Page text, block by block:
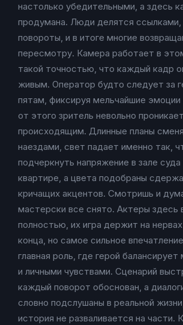
настолько убедительными, а здесь
продумана. Люди делятся
повороты, и в итоге многие
пересмотру. Камера работает в
такой точностью, что каждый кадр
живым. Оператор будто следует за
пятам, фиксируя мельчайшие эмоции
от этого зритель невольно
происходящим. Длинные планы
наездами, свет падает именно так,
подчеркнуть напряжение в зале суда
квартире, а цвета подобраны
кричащих акцентов. Смотришь и
мастерски все снято. Актеры здесь
полностью, их игра держит на
конца, но самое сильное
главная роль, где герой
и личными чувствами. Сценарий
каждый поворот обоснован, а
словно подслушаны в реальной
история не разваливается на части.